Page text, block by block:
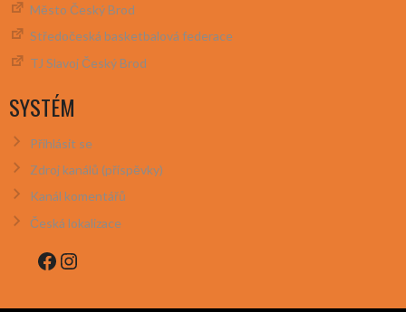
Město Český Brod
Středočeská basketbalová federace
TJ Slavoj Český Brod
SYSTÉM
Přihlásit se
Zdroj kanálů (příspěvky)
Kanál komentářů
Česká lokalizace
Facebook
Instagram